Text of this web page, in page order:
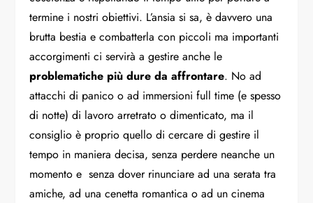
termine i nostri obiettivi. L’ansia si sa, è davvero una
brutta bestia e combatterla con piccoli ma importanti
accorgimenti ci servirà a gestire anche le
problematiche più dure da affrontare. No ad
attacchi di panico o ad immersioni full time (e spesso
di notte) di lavoro arretrato o dimenticato, ma il
consiglio è proprio quello di cercare di gestire il
tempo in maniera decisa, senza perdere neanche un
momento e senza dover rinunciare ad una serata tra
amiche, ad una cenetta romantica o ad un cinema